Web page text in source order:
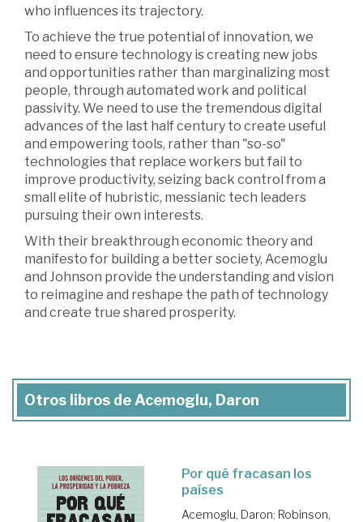
who influences its trajectory.
To achieve the true potential of innovation, we
need to ensure technology is creating new jobs
and opportunities rather than marginalizing most
people, through automated work and political
passivity. We need to use the tremendous digital
advances of the last half century to create useful
and empowering tools, rather than "so-so"
technologies that replace workers but fail to
improve productivity, seizing back control from a
small elite of hubristic, messianic tech leaders
pursuing their own interests.
With their breakthrough economic theory and
manifesto for building a better society, Acemoglu
and Johnson provide the understanding and vision
to reimagine and reshape the path of technology
and create true shared prosperity.
Otros libros de Acemoglu, Daron
Por qué fracasan los
países
Acemoglu, Daron; Robinson,